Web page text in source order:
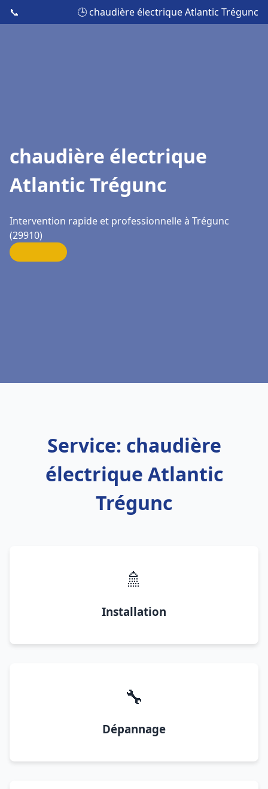
📞 🕒 chaudière électrique Atlantic Trégunc
chaudière électrique
Atlantic Trégunc
Intervention rapide et professionnelle à Trégunc
(29910)
Service: chaudière
électrique Atlantic
Trégunc
🚿
Installation
🔧
Dépannage